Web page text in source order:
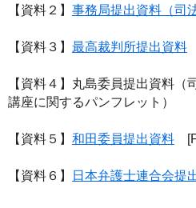
【資料２】 事務局提出資料（司
【資料３】 最高裁判所提出資料
【資料４】丸島委員提出資料（
講座に関するパンフレット）
【資料５】 和田委員提出資料
【資料６】 日本弁護士連合会提